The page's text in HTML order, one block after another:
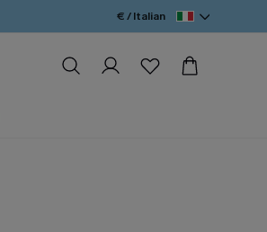
€ / Italian